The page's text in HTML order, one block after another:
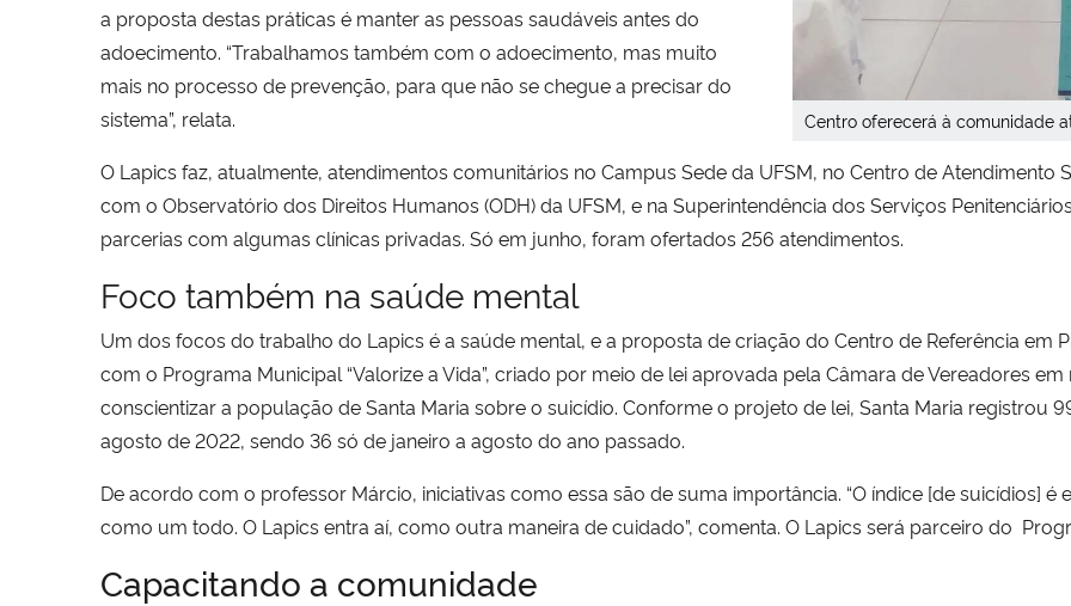
Centro oferecerá à comunidade
a proposta destas práticas é manter as pessoas saudáveis antes do
adoecimento. “Trabalhamos também com o adoecimento, mas muito
mais no processo de prevenção, para que não se chegue a precisar do
sistema”, relata.
O Lapics faz, atualmente, atendimentos comunitários no Campus Sede da UFSM, no Centro de Atendimento
com o Observatório dos Direitos Humanos (ODH) da UFSM, e na Superintendência dos Serviços
parcerias com algumas clínicas privadas. Só em junho, foram ofertados 256 atendimentos.
Foco também na saúde mental
Um dos focos do trabalho do Lapics é a saúde mental, e a proposta de criação do Centro de Referência em
com o Programa Municipal “Valorize a Vida”, criado por meio de lei aprovada pela Câmara de Vereadores
conscientizar a população de Santa Maria sobre o suicídio. Conforme o projeto de lei, Santa Maria registrou
agosto de 2022, sendo 36 só de janeiro a agosto do ano passado.
De acordo com o professor Márcio, iniciativas como essa são de suma importância. “O índice [de suicídios] é
como um todo. O Lapics entra aí, como outra maneira de cuidado”, comenta. O Lapics será parceiro do
Capacitando a comunidade